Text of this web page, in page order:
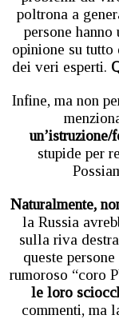
poltrona a
persone hanno
opinione su
dei veri esperti.
Infine, ma non
un’istruzione/
stupide per
Naturalmente,
la Russia
sulla riva
queste
rumoroso “coro
le loro
commenti, ma